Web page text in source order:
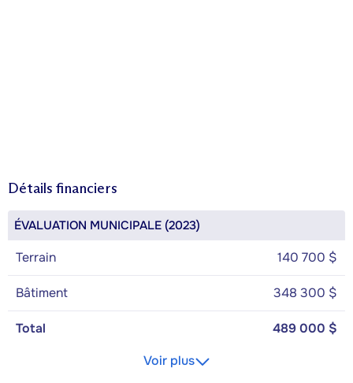
Détails financiers
ÉVALUATION MUNICIPALE (2023)
Terrain 140 700 $
Bâtiment 348 300 $
Total
489 000 $
Voir plus